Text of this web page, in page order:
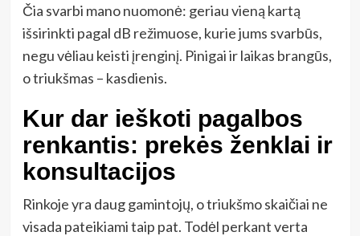
Čia svarbi mano nuomonė: geriau vieną kartą
išsirinkti pagal dB režimuose, kurie jums svarbūs,
negu vėliau keisti įrenginį. Pinigai ir laikas brangūs,
o triukšmas – kasdienis.
Kur dar ieškoti pagalbos
renkantis: prekės ženklai ir
konsultacijos
Rinkoje yra daug gamintojų, o triukšmo skaičiai ne
visada pateikiami taip pat. Todėl perkant verta